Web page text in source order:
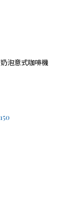
泡意式咖啡機